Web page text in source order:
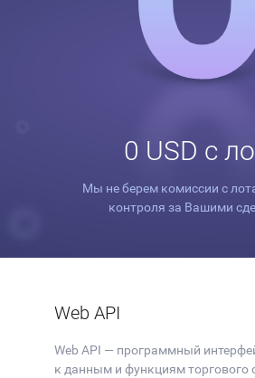
0 USD с
Мы не берем комиссии с
контроля за Вашими
Web API
Web API — программный
к данным и функциям торгового